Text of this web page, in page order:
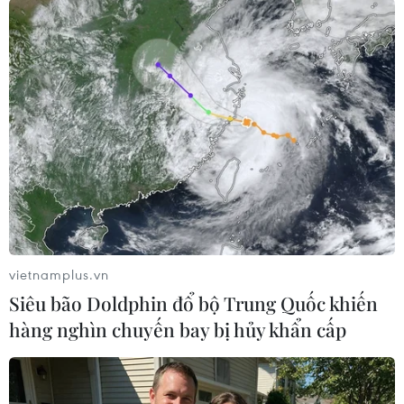
#tội phạm hình sự
#hình sự #công an
#vụ án
#phạm pháp
#pháp luật #pháp đình
#xã hội
#an ninh xã hội
#chính trị #VietnamPlus
#Vietnam
#Plus.
Theo dõi VietnamPlus
TIN LIÊN QUAN
vietnamplus.vn
Siêu bão Doldphin đổ bộ Trung Quốc khiến
hàng nghìn chuyến bay bị hủy khẩn cấp